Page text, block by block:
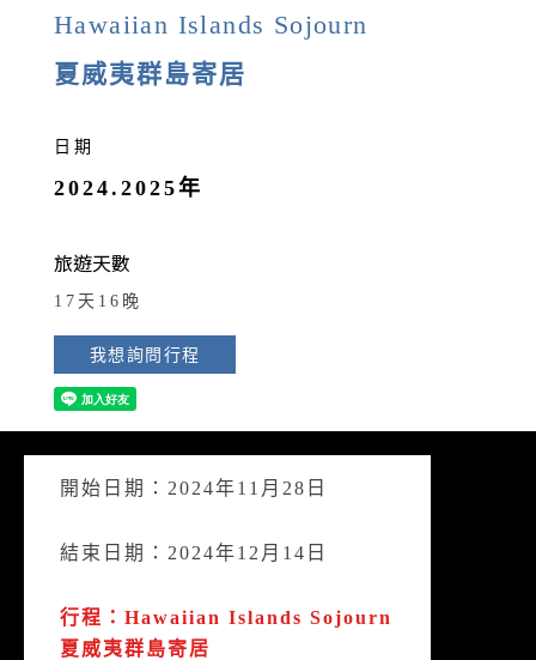
Hawaiian Islands Sojourn
夏威夷群島寄居
日期
2024.2025年
旅遊天數
17天16晚
我想詢問行程
開始日期：2024年11月28日
結束日期：2024年12月14日
行程：Hawaiian Islands Sojourn
夏威夷群島寄居